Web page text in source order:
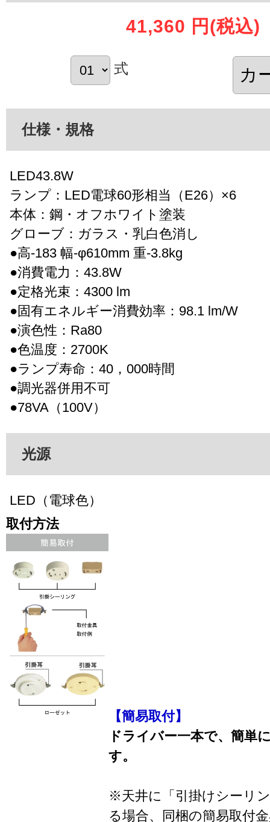
41,360 円 (税込)
式
仕様・規格
LED43.8W
ランプ：LED電球60形相当（E26）×6
本体：鋼・オフホワイト塗装
グローブ：ガラス・乳白色消し
●高-183 幅-φ610mm 重-3.8kg
●消費電力：43.8W
●定格光束：4300 lm
●固有エネルギー消費効率：98.1 lm/W
●演色性：Ra80
●色温度：2700K
●ランプ寿命：40，000時間
●調光器併用不可
●78VA（100V）
光源
LED（電球色）
取付方法
【簡易取付】
ドライバー一本で、簡単
す。
※天井に「引掛けシーリ
る場合、同梱の簡易取付